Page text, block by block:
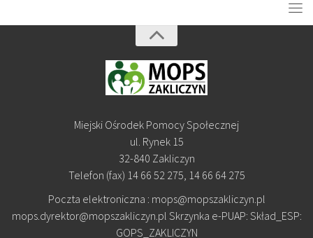
Miejski Ośrodek Pomocy Społecznej
ul. Rynek 15
32-840 Zakliczyn
Telefon (fax) 14 66 52 275, 14 66 64 275
Poczta elektroniczna : mops@mopszakliczyn.pl
mops.dyrektor@mopszakliczyn.pl Skrzynka e-PUAP: Skład_ESP:
GOPS_ZAKLICZYN